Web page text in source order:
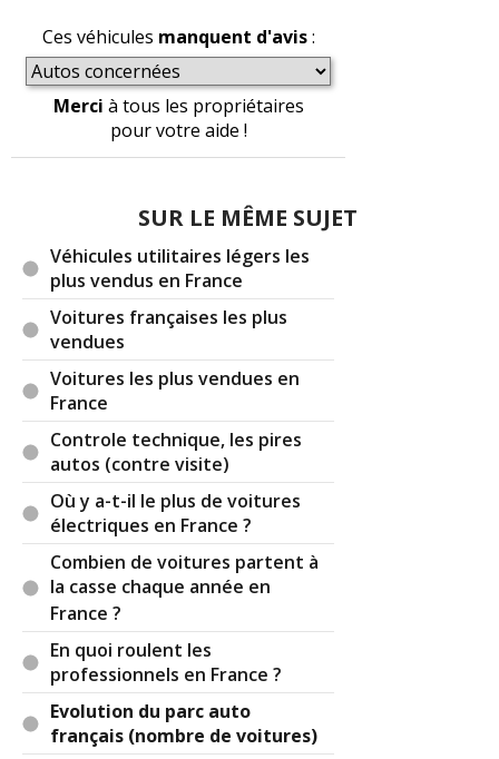
Ces véhicules manquent d'avis:
Merci à tous les propriétaires
pour votre aide !
SUR LE MÊME SUJET
Véhicules utilitaires légers les
plus vendus en France
Voitures françaises les plus
vendues
Voitures les plus vendues en
France
Controle technique, les pires
autos (contre visite)
Où y a-t-il le plus de voitures
électriques en France ?
Combien de voitures partent à
la casse chaque année en
France ?
En quoi roulent les
professionnels en France ?
Evolution du parc auto
français (nombre de voitures)